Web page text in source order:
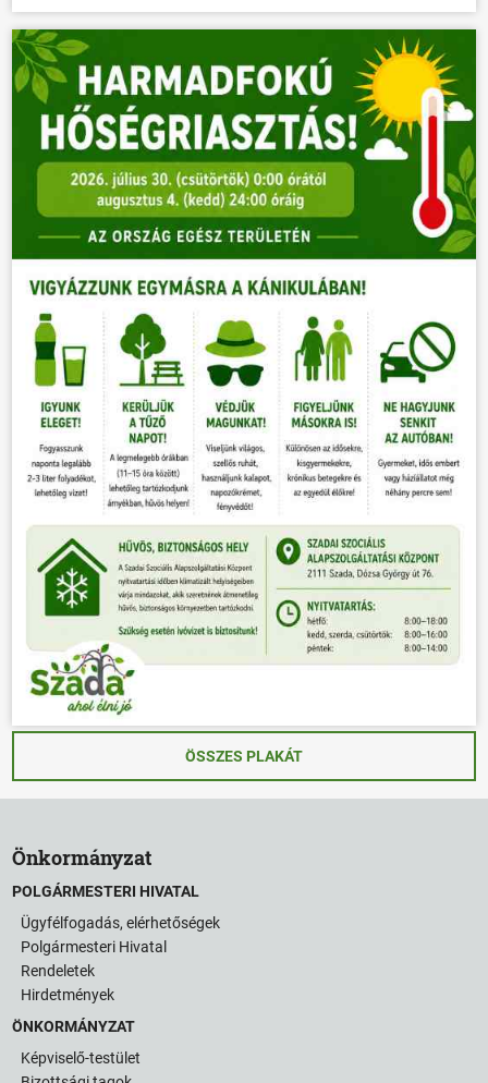
KÖZÖSSÉG
VÁLASZTÁSOK
ÖSSZES PLAKÁT
Önkormányzat
POLGÁRMESTERI HIVATAL
Ügyfélfogadás, elérhetőségek
Polgármesteri Hivatal
Rendeletek
Hirdetmények
ÖNKORMÁNYZAT
Képviselő-testület